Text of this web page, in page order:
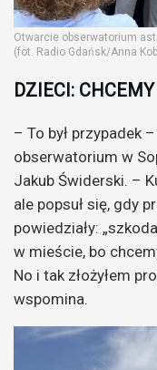
Otwarcie obserwatorium
(fot. Radio Gdańsk/Anna
DZIECI:
– To był przypadek
obserwatorium w
Jakub Świderski. –
ale popsuł się, gdy
powiedziały:
w mieście, bo
No i tak złożyłem
wspomina.